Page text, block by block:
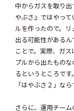
中からガスを取り
やぶさ』ではやっ
ルを作ったので。
出る可能性がある
ことで。実際、ガ
プルから出たもの
るというところです
「はやぶさ２」な
さらに、運用チー